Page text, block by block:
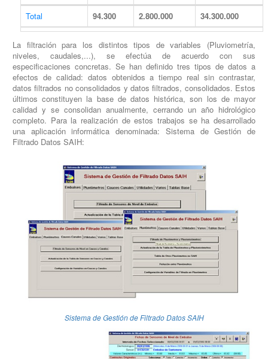
Total
94.300 2.800.000 34.300.000
La filtración para los distintos tipos de variables (Pluviometría,
niveles, caudales,...), se efectúa de acuerdo con sus
especificaciones concretas. Se han definido tres tipos de datos a
efectos de calidad: datos obtenidos a tiempo real sin contrastar,
datos filtrados no consolidados y datos filtrados, consolidados. Estos
últimos constituyen la base de datos histórica, son los de mayor
calidad y se consolidan anualmente, cerrando un año hidrológico
completo. Para la realización de estos trabajos se ha desarrollado
una aplicación informática denominada: Sistema de Gestión de
Filtrado Datos SAIH:
Sistema de Gestión de Filtrado Datos SAIH